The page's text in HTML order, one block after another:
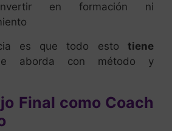
en formación ni
es que todo esto tiene
aborda con método y
Final como Coach